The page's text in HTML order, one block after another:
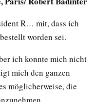
R… mit, dass ich
worden sei.
ich konnte mich nicht
mich den ganzen
möglicherweise, die